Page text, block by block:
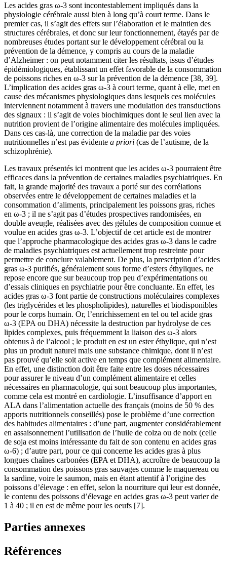
Les acides gras ω-3 sont incontestablement impliqués dans la
physiologie cérébrale aussi bien à long qu’à court terme. Dans le
premier cas, il s’agit des effets sur l’élaboration et le maintien des
structures cérébrales, et donc sur leur fonctionnement, étayés par de
nombreuses études portant sur le développement cérébral ou la
prévention de la démence, y compris au cours de la maladie
d’Alzheimer : on peut notamment citer les résultats, issus d’études
épidémiologiques, établissant un effet favorable de la consommation
de poissons riches en ω-3 sur la prévention de la démence [38, 39].
L’implication des acides gras ω-3 à court terme, quant à elle, met en
cause des mécanismes physiologiques dans lesquels ces molécules
interviennent notamment à travers une modulation des transductions
des signaux : il s’agit de voies biochimiques dont le seul lien avec la
nutrition provient de l’origine alimentaire des molécules impliquées.
Dans ces cas-là, une correction de la maladie par des voies
nutritionnelles n’est pas évidente a priori (cas de l’autisme, de la
schizophrénie).
Les travaux présentés ici montrent que les acides ω-3 pourraient être
efficaces dans la prévention de certaines maladies psychiatriques. En
fait, la grande majorité des travaux a porté sur des corrélations
observées entre le développement de certaines maladies et la
consommation d’aliments, principalement les poissons gras, riches
en ω-3 ; il ne s’agit pas d’études prospectives randomisées, en
double aveugle, réalisées avec des gélules de composition connue et
voulue en acides gras ω-3. L’objectif de cet article est de montrer
que l’approche pharmacologique des acides gras ω-3 dans le cadre
de maladies psychiatriques est actuellement trop restreinte pour
permettre de conclure valablement. De plus, la prescription d’acides
gras ω-3 purifiés, généralement sous forme d’esters éthyliques, ne
repose encore que sur beaucoup trop peu d’expérimentations ou
d’essais cliniques en psychiatrie pour être concluante. En effet, les
acides gras ω-3 font partie de constructions moléculaires complexes
(les triglycérides et les phospholipides), naturelles et biodisponibles
pour le corps humain. Or, l’enrichissement en tel ou tel acide gras
ω-3 (EPA ou DHA) nécessite la destruction par hydrolyse de ces
lipides complexes, puis fréquemment la liaison des ω-3 alors
obtenus à de l’alcool ; le produit en est un ester éthylique, qui n’est
plus un produit naturel mais une substance chimique, dont il n’est
pas prouvé qu’elle soit active en temps que complément alimentaire.
En effet, une distinction doit être faite entre les doses nécessaires
pour assurer le niveau d’un complément alimentaire et celles
nécessaires en pharmacologie, qui sont beaucoup plus importantes,
comme cela est montré en cardiologie. L’insuffisance d’apport en
ALA dans l’alimentation actuelle des français (moins de 50 % des
apports nutritionnels conseillés) pose le problème d’une correction
des habitudes alimentaires : d’une part, augmenter considérablement
en assaisonnement l’utilisation de l’huile de colza ou de noix (celle
de soja est moins intéressante du fait de son contenu en acides gras
ω-6) ; d’autre part, pour ce qui concerne les acides gras à plus
longues chaînes carbonées (EPA et DHA), accroître de beaucoup la
consommation des poissons gras sauvages comme le maquereau ou
la sardine, voire le saumon, mais en étant attentif à l’origine des
poissons d’élevage : en effet, selon la nourriture qui leur est donnée,
le contenu des poissons d’élevage en acides gras ω-3 peut varier de
1 à 40 ; il en est de même pour les oeufs [7].
Parties annexes
Références